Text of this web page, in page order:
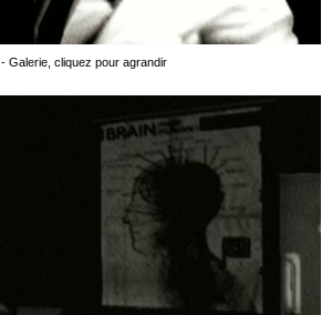
- Galerie, cliquez pour agrandir